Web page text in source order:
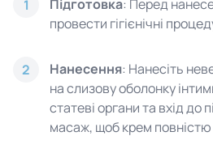
1 Підготовка: Перед
провести гігієнічні
2 Нанесення: Нанесіть
на слизову оболонку
статеві органи та вхід до
масаж, щоб крем